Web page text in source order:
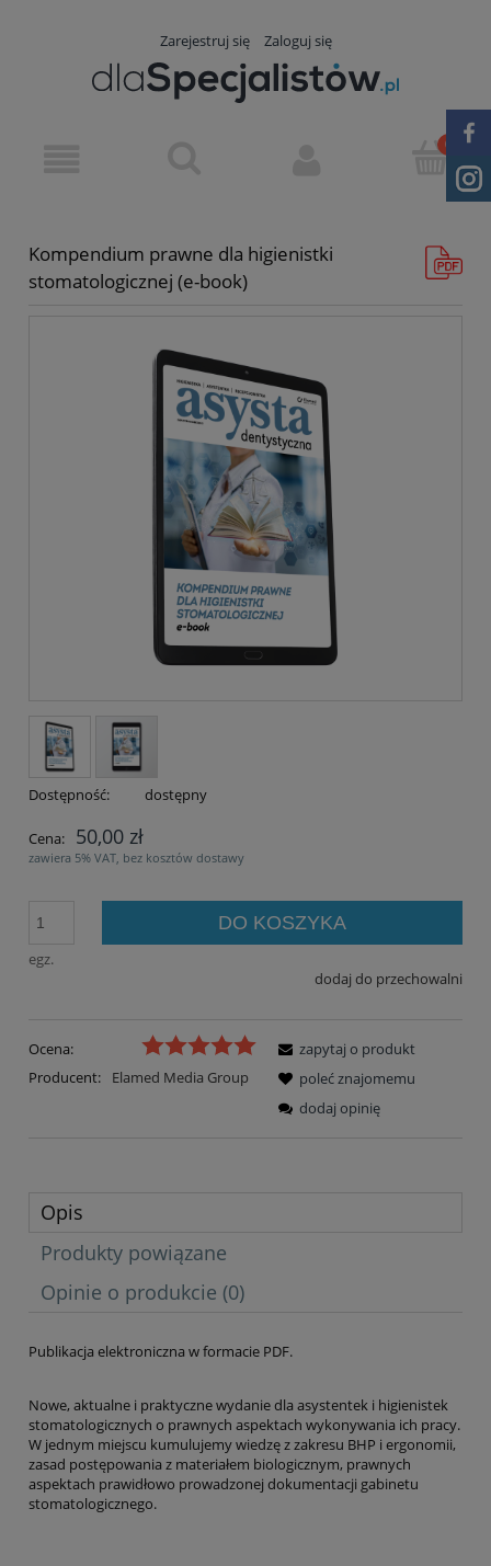
Zarejestruj się Zaloguj się
Kompendium prawne dla higienistki
stomatologicznej (e-book)
Dostępność: dostępny
Cena: 50,00 zł
zawiera 5% VAT, bez kosztów dostawy
egz.
DO KOSZYKA
dodaj do przechowalni
Ocena:
Producent:
Elamed Media Group
zapytaj o produkt
poleć znajomemu
dodaj opinię
Opis
Produkty powiązane
Opinie o produkcie (0)
Publikacja elektroniczna w formacie PDF.
Nowe, aktualne i praktyczne wydanie dla asystentek i higienistek
stomatologicznych o prawnych aspektach wykonywania ich pracy.
W jednym miejscu kumulujemy wiedzę z zakresu BHP i ergonomii,
zasad postępowania z materiałem biologicznym, prawnych
aspektach prawidłowo prowadzonej dokumentacji gabinetu
stomatologicznego.